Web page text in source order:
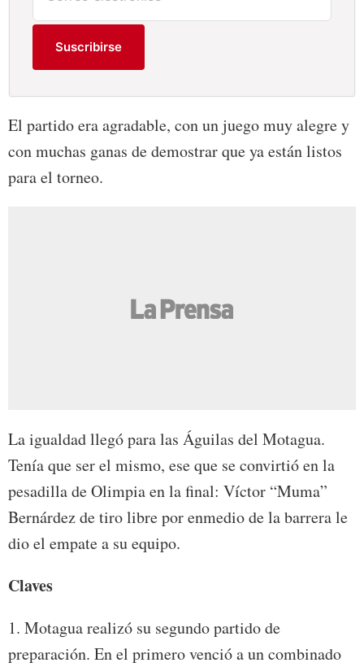
Suscribirse
El partido era agradable, con un juego muy alegre y
con muchas ganas de demostrar que ya están listos
para el torneo.
La igualdad llegó para las Águilas del Motagua.
Tenía que ser el mismo, ese que se convirtió en la
pesadilla de Olimpia en la final: Víctor “Muma”
Bernárdez de tiro libre por enmedio de la barrera le
dio el empate a su equipo.
Claves
1. Motagua realizó su segundo partido de
preparación. En el primero venció a un combinado